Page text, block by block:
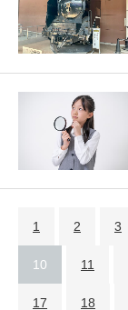
1 2 3
10 11
17 18